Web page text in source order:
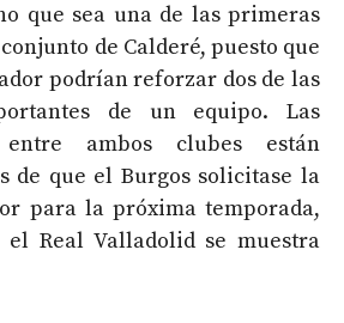
que sea una de las primeras
de Calderé, puesto que
podrían reforzar dos de las
de un equipo. Las
entre ambos clubes están
de que el Burgos solicitase la
para la próxima temporada,
Real Valladolid se muestra